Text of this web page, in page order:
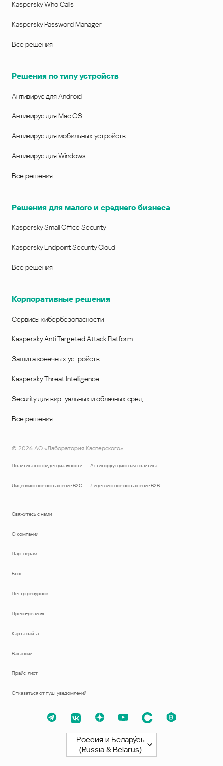
Kaspersky Who Calls
Kaspersky Password Manager
Все решения
Решения по типу устройств
Антивирус для Android
Антивирус для Mac OS
Антивирус для мобильных устройств
Антивирус для Windows
Все решения
Решения для малого и среднего бизнеса
Kaspersky Small Office Security
Kaspersky Endpoint Security Cloud
Все решения
Корпоративные решения
Сервисы кибербезопасности
Kaspersky Anti Targeted Attack Platform
Защита конечных устройств
Kaspersky Threat Intelligence
Security для виртуальных и облачных сред
Все решения
© 2026 АО «Лаборатория Касперского»
Политика конфиденциальности Антикоррупционная политика
Лицензионное соглашение B2C Лицензионное соглашение B2B
Свяжитесь с нами
О компании
Партнерам
Блог
Центр ресурсов
Пресс-релизы
Карта сайта
Вакансии
Прайс-лист
Отказаться от пуш-уведомлений
Россия и Белару́сь
(Russia & Belarus)